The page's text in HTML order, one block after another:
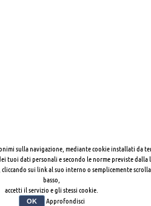
sulla navigazione, mediante cookie installati da
tuoi dati personali e secondo le norme previste dalla
sui link al suo interno o semplicemente
basso,
accetti il servizio e gli stessi cookie.
OK Approfondisci